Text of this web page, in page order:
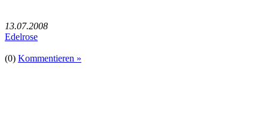
13.07.2008
Edelrose
(0) Kommentieren »